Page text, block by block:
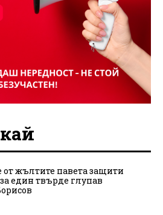
от жълтите павета защити
един твърде глупав